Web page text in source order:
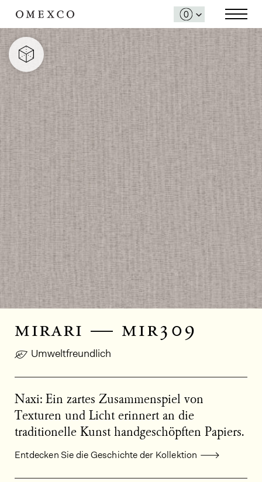
mirari — mir309
Umweltfreundlich
Naxi: Ein zartes Zusammenspiel von
Texturen und Licht erinnert an die
traditionelle Kunst handgeschöpften Papiers.
Entdecken Sie die Geschichte der Kollektion